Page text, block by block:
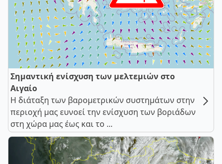
Σημαντική ενίσχυση των μελτεμιών στο
Αιγαίο
Η διάταξη των βαρομετρικών συστημάτων στην
περιοχή μας ευνοεί την ενίσχυση των βοριάδων
στη χώρα μας έως και το ...